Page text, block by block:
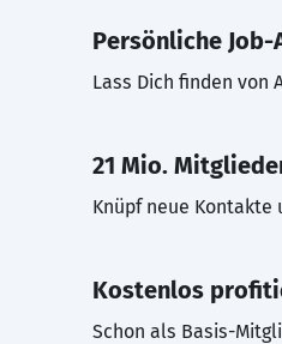
Persönliche
Lass Dich finden von
21 Mio.
Knüpf neue Kontakte
Kostenlos
Schon als Basis-